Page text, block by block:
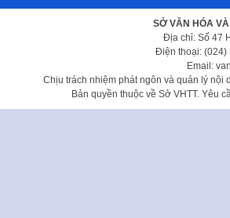
SỞ VĂN HÓA
Địa chỉ: Số 47
Điện thoại: (024)
Email:
Chịu trách nhiệm phát ngôn và quản lý nội
Bản quyền thuộc về Sở VHTT. Yêu